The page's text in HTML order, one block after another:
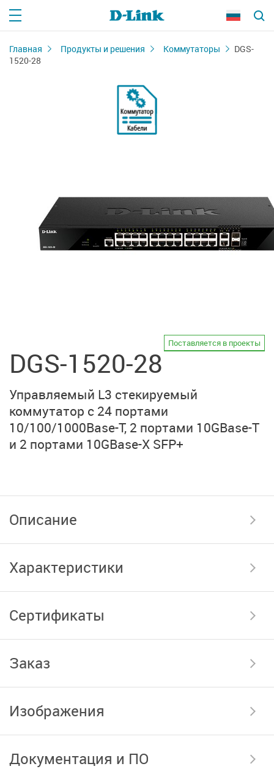
Главная Продукты и решения Коммутаторы
DGS-
1520-28
DGS-1520-28
Поставляется в проекты
Управляемый L3 стекируемый
коммутатор с 24 портами
10/100/1000Base-T, 2 портами 10GBase-T
и 2 портами 10GBase-X SFP+
Описание
Характеристики
Сертификаты
Заказ
Изображения
Документация и ПО